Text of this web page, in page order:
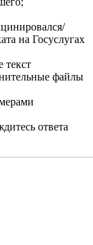
на Госуслугах
текст
файлы
ответа